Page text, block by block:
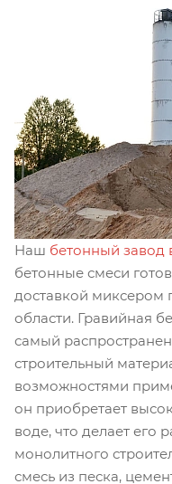
Наш бетонный завод
бетонные смеси
доставкой миксером
области. Гравийная
самый
строительный
возможностями
он приобретает
воде, что делает его
монолитного
смесь из песка,